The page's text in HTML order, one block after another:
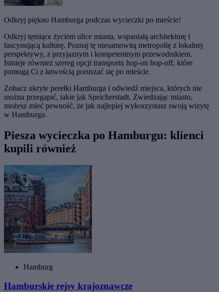
Odkryj piękno Hamburga podczas wycieczki po mieście!
Odkryj tętniące życiem ulice miasta, wspaniałą architekturę i
fascynującą kulturę. Poznaj tę niesamowitą metropolię z lokalnej
perspektywy, z przyjaznym i kompetentnym przewodnikiem.
Istnieje również szereg opcji transportu hop-on hop-off, które
pomogą Ci z łatwością poruszać się po mieście.
Zobacz ukryte perełki Hamburga i odwiedź miejsca, których nie
można przegapić, takie jak Speicherstadt. Zwiedzając miasto,
możesz mieć pewność, że jak najlepiej wykorzystasz swoją wizytę
w Hamburgu.
Piesza wycieczka po Hamburgu: klienci
kupili również
Hamburg
Hamburskie rejsy krajoznawcze